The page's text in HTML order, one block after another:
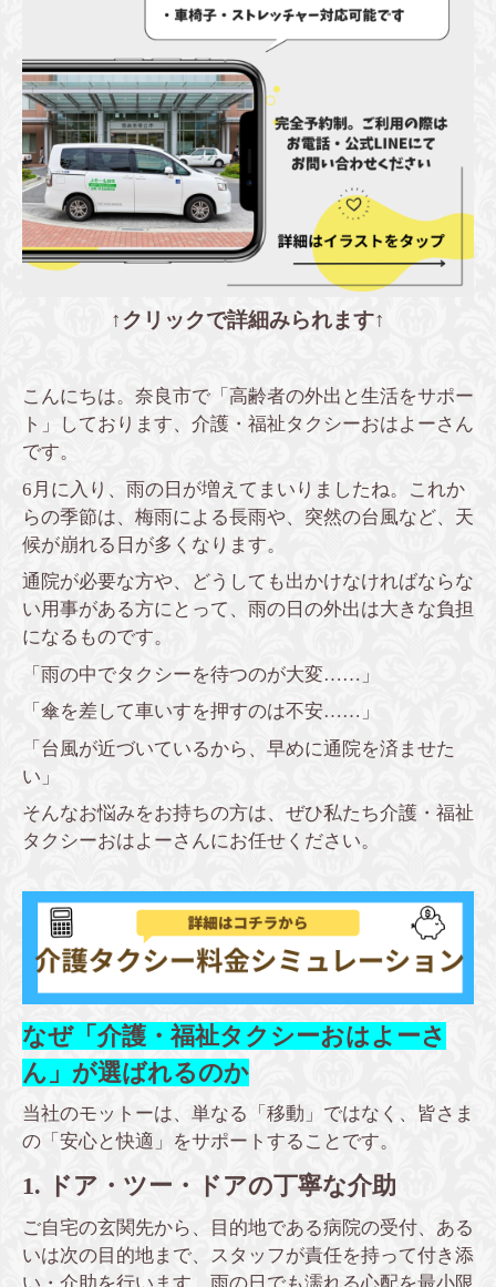
↑クリックで詳細みられます↑
こんにちは。奈良市で「高齢者の外出と生活をサポー
ト」しております、介護・福祉タクシーおはよーさん
です。
6月に入り、雨の日が増えてまいりましたね。これか
らの季節は、梅雨による長雨や、突然の台風など、天
候が崩れる日が多くなります。
通院が必要な方や、どうしても出かけなければならな
い用事がある方にとって、雨の日の外出は大きな負担
になるものです。
「雨の中でタクシーを待つのが大変……」
「傘を差して車いすを押すのは不安……」
「台風が近づいているから、早めに通院を済ませた
い」
そんなお悩みをお持ちの方は、ぜひ私たち介護・福祉
タクシーおはよーさんにお任せください。
なぜ「介護・福祉タクシーおはよーさ
ん」が選ばれるのか
当社のモットーは、単なる「移動」ではなく、皆さま
の「安心と快適」をサポートすることです。
1. ドア・ツー・ドアの丁寧な介助
ご自宅の玄関先から、目的地である病院の受付、ある
いは次の目的地まで、スタッフが責任を持って付き添